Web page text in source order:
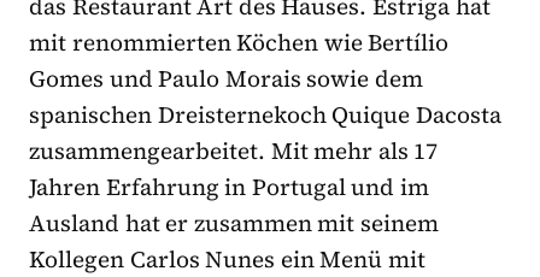
mit renommierten Köchen wie Bertílio
Gomes und Paulo Morais sowie dem
spanischen Dreisternekoch Quique Dacosta
zusammengearbeitet. Mit mehr als 17
Jahren Erfahrung in Portugal und im
Ausland hat er zusammen mit seinem
Kollegen Carlos Nunes ein Menü mit